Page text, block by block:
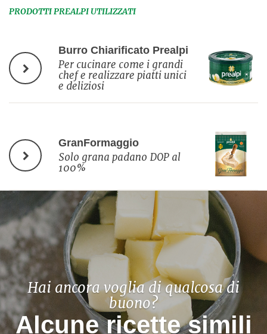
PRODOTTI PREALPI UTILIZZATI
Burro Chiarificato Prealpi
Per cucinare come i grandi
chef e realizzare piatti unici
e deliziosi
GranFormaggio
Solo grana padano DOP al
100%
Hai ancora voglia di qualcosa di
buono?
Alcune ricette simili